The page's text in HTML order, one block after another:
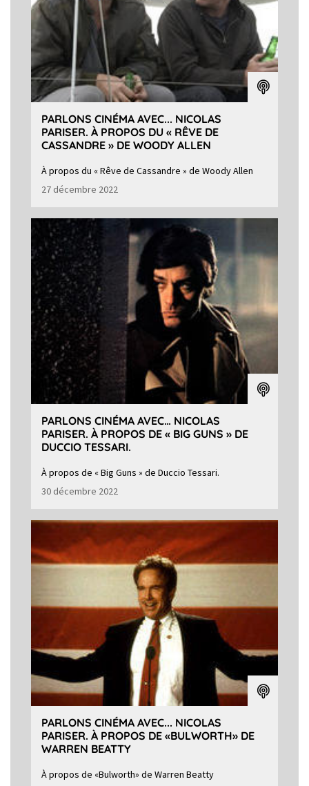
PARLONS CINÉMA AVEC... NICOLAS
PARISER. À PROPOS DU « RÊVE DE
CASSANDRE » DE WOODY ALLEN
À propos du « Rêve de Cassandre » de Woody Allen
27 décembre 2022
PARLONS CINÉMA AVEC… NICOLAS
PARISER. À PROPOS DE « BIG GUNS » DE
DUCCIO TESSARI.
À propos de « Big Guns » de Duccio Tessari.
30 décembre 2022
PARLONS CINÉMA AVEC... NICOLAS
PARISER. À PROPOS DE «BULWORTH» DE
WARREN BEATTY
À propos de «Bulworth» de Warren Beatty